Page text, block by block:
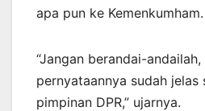
apa pun ke Kemenkumham.
“Jangan berandai-
pernyataannya sudah jelas
pimpinan DPR,” ujarnya.